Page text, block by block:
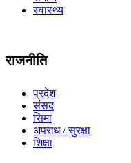
स्वास्थ्य
राजनीति
प्रदेश
संसद
सिमा
अपराध / सुरक्षा
शिक्षा